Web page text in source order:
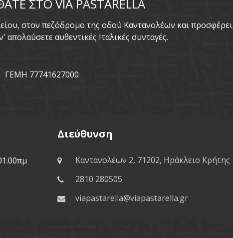
ΣΤΟ VIA PASTARELLA
στον πεζόδρομο της οδού Καντανολέων και
απολαύσετε αυθεντικές Ιταλικές συνταγές.
ΓΕΜΗ 77741627000
Διεύθυνση
Καντανολέων 2, 71202, Ηράκλειο Κρήτης
2810 280505
viapastarella@viapastarella.gr